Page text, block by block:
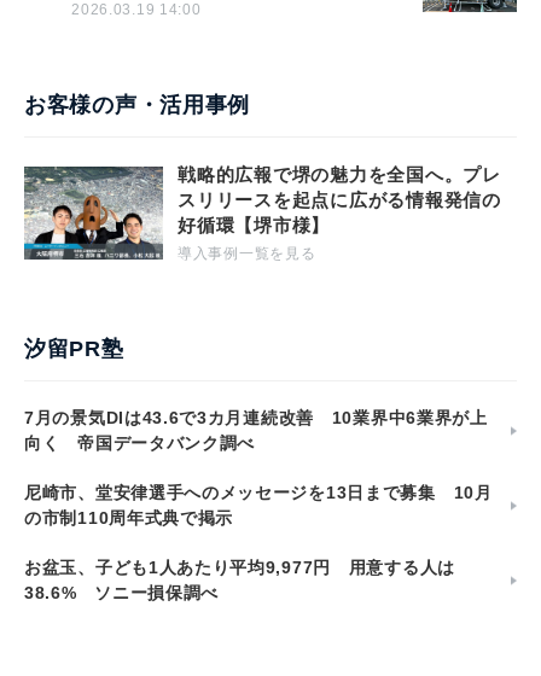
2026.03.19 14:00
お客様の声・活用事例
戦略的広報で堺の魅力を全国へ。プレ
スリリースを起点に広がる情報発信の
好循環【堺市様】
導入事例一覧を見る
汐留PR塾
7月の景気DIは43.6で3カ月連続改善 10業界中6業界が上
向く 帝国データバンク調べ
尼崎市、堂安律選手へのメッセージを13日まで募集 10月
の市制110周年式典で掲示
お盆玉、子ども1人あたり平均9,977円 用意する人は
38.6% ソニー損保調べ